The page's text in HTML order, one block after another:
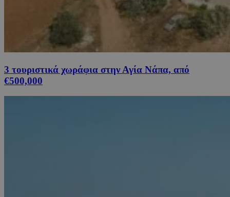
3 τουριστικά χωράφια στην Αγία Νάπα, από
€500,000